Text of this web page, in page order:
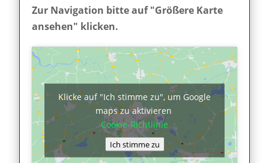
Zur Navigation bitte auf "Größere Karte
ansehen" klicken.
Klicke auf "Ich stimme zu", um Google
maps zu aktivieren
Cookie-Richtlinie
Ich stimme zu